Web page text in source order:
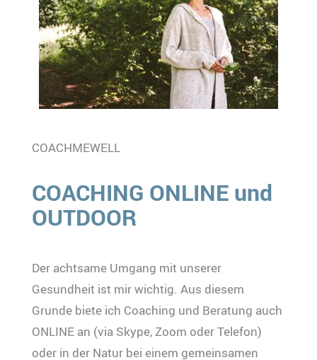
COACHMEWELL
COACHING ONLINE und
OUTDOOR
Der achtsame Umgang mit unserer
Gesundheit ist mir wichtig. Aus diesem
Grunde biete ich Coaching und Beratung auch
ONLINE an (via Skype, Zoom oder Telefon)
oder in der Natur bei einem gemeinsamen